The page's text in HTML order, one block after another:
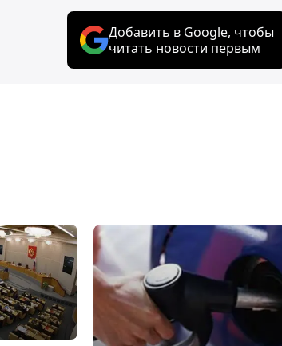
Добавить в Google, чтобы
читать новости первым